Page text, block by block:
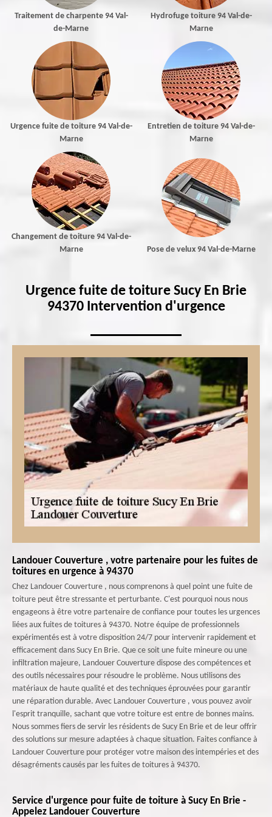
Traitement de charpente 94 Val-
de-Marne
Hydrofuge toiture 94 Val-de-
Marne
Urgence fuite de toiture 94 Val-de-
Marne
Entretien de toiture 94 Val-de-
Marne
Changement de toiture 94 Val-de-
Marne
Pose de velux 94 Val-de-Marne
Urgence fuite de toiture Sucy En Brie
94370 Intervention d'urgence
Landouer Couverture , votre partenaire pour les fuites de
toitures en urgence à 94370
Chez Landouer Couverture , nous comprenons à quel point une fuite de
toiture peut être stressante et perturbante. C'est pourquoi nous nous
engageons à être votre partenaire de confiance pour toutes les urgences
liées aux fuites de toitures à 94370. Notre équipe de professionnels
expérimentés est à votre disposition 24/7 pour intervenir rapidement et
efficacement dans Sucy En Brie. Que ce soit une fuite mineure ou une
infiltration majeure, Landouer Couverture dispose des compétences et
des outils nécessaires pour résoudre le problème. Nous utilisons des
matériaux de haute qualité et des techniques éprouvées pour garantir
une réparation durable. Avec Landouer Couverture , vous pouvez avoir
l'esprit tranquille, sachant que votre toiture est entre de bonnes mains.
Nous sommes fiers de servir les résidents de Sucy En Brie et de leur offrir
des solutions sur mesure adaptées à chaque situation. Faites confiance à
Landouer Couverture pour protéger votre maison des intempéries et des
désagréments causés par les fuites de toitures à 94370.
Service d'urgence pour fuite de toiture à Sucy En Brie -
Appelez Landouer Couverture